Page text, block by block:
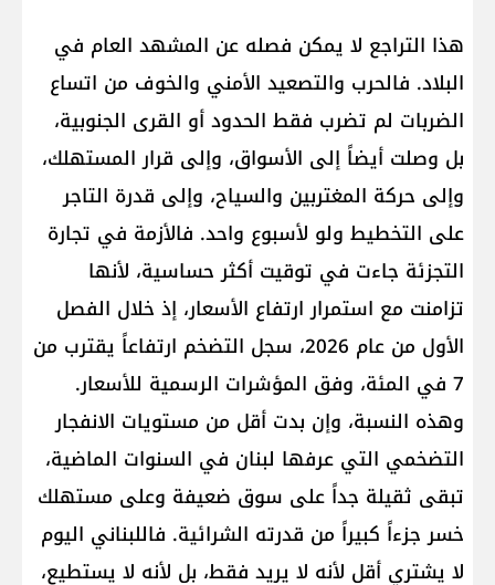
هذا التراجع لا يمكن فصله عن المشهد العام في
البلاد. فالحرب والتصعيد الأمني والخوف من اتساع
الضربات لم تضرب فقط الحدود أو القرى الجنوبية،
بل وصلت أيضاً إلى الأسواق، وإلى قرار المستهلك،
وإلى حركة المغتربين والسياح، وإلى قدرة التاجر
على التخطيط ولو لأسبوع واحد. فالأزمة في تجارة
التجزئة جاءت في توقيت أكثر حساسية، لأنها
تزامنت مع استمرار ارتفاع الأسعار، إذ خلال الفصل
الأول من عام 2026، سجل التضخم ارتفاعاً يقترب من
7 في المئة، وفق المؤشرات الرسمية للأسعار.
وهذه النسبة، وإن بدت أقل من مستويات الانفجار
التضخمي التي عرفها لبنان في السنوات الماضية،
تبقى ثقيلة جداً على سوق ضعيفة وعلى مستهلك
خسر جزءاً كبيراً من قدرته الشرائية. فاللبناني اليوم
لا يشتري أقل لأنه لا يريد فقط، بل لأنه لا يستطيع،